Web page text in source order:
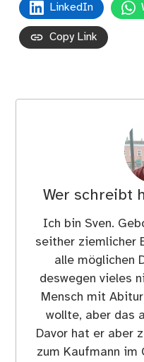
LinkedIn
Copy Link
Wer schreibt
Ich bin Sven.
seither ziemlicher
alle möglichen
deswegen vieles
Mensch mit
wollte, aber das
Davor hat er aber
zum Kaufmann im